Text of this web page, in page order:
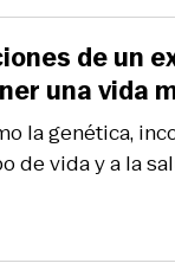
la genética,
de vida y a la
de un
una vida